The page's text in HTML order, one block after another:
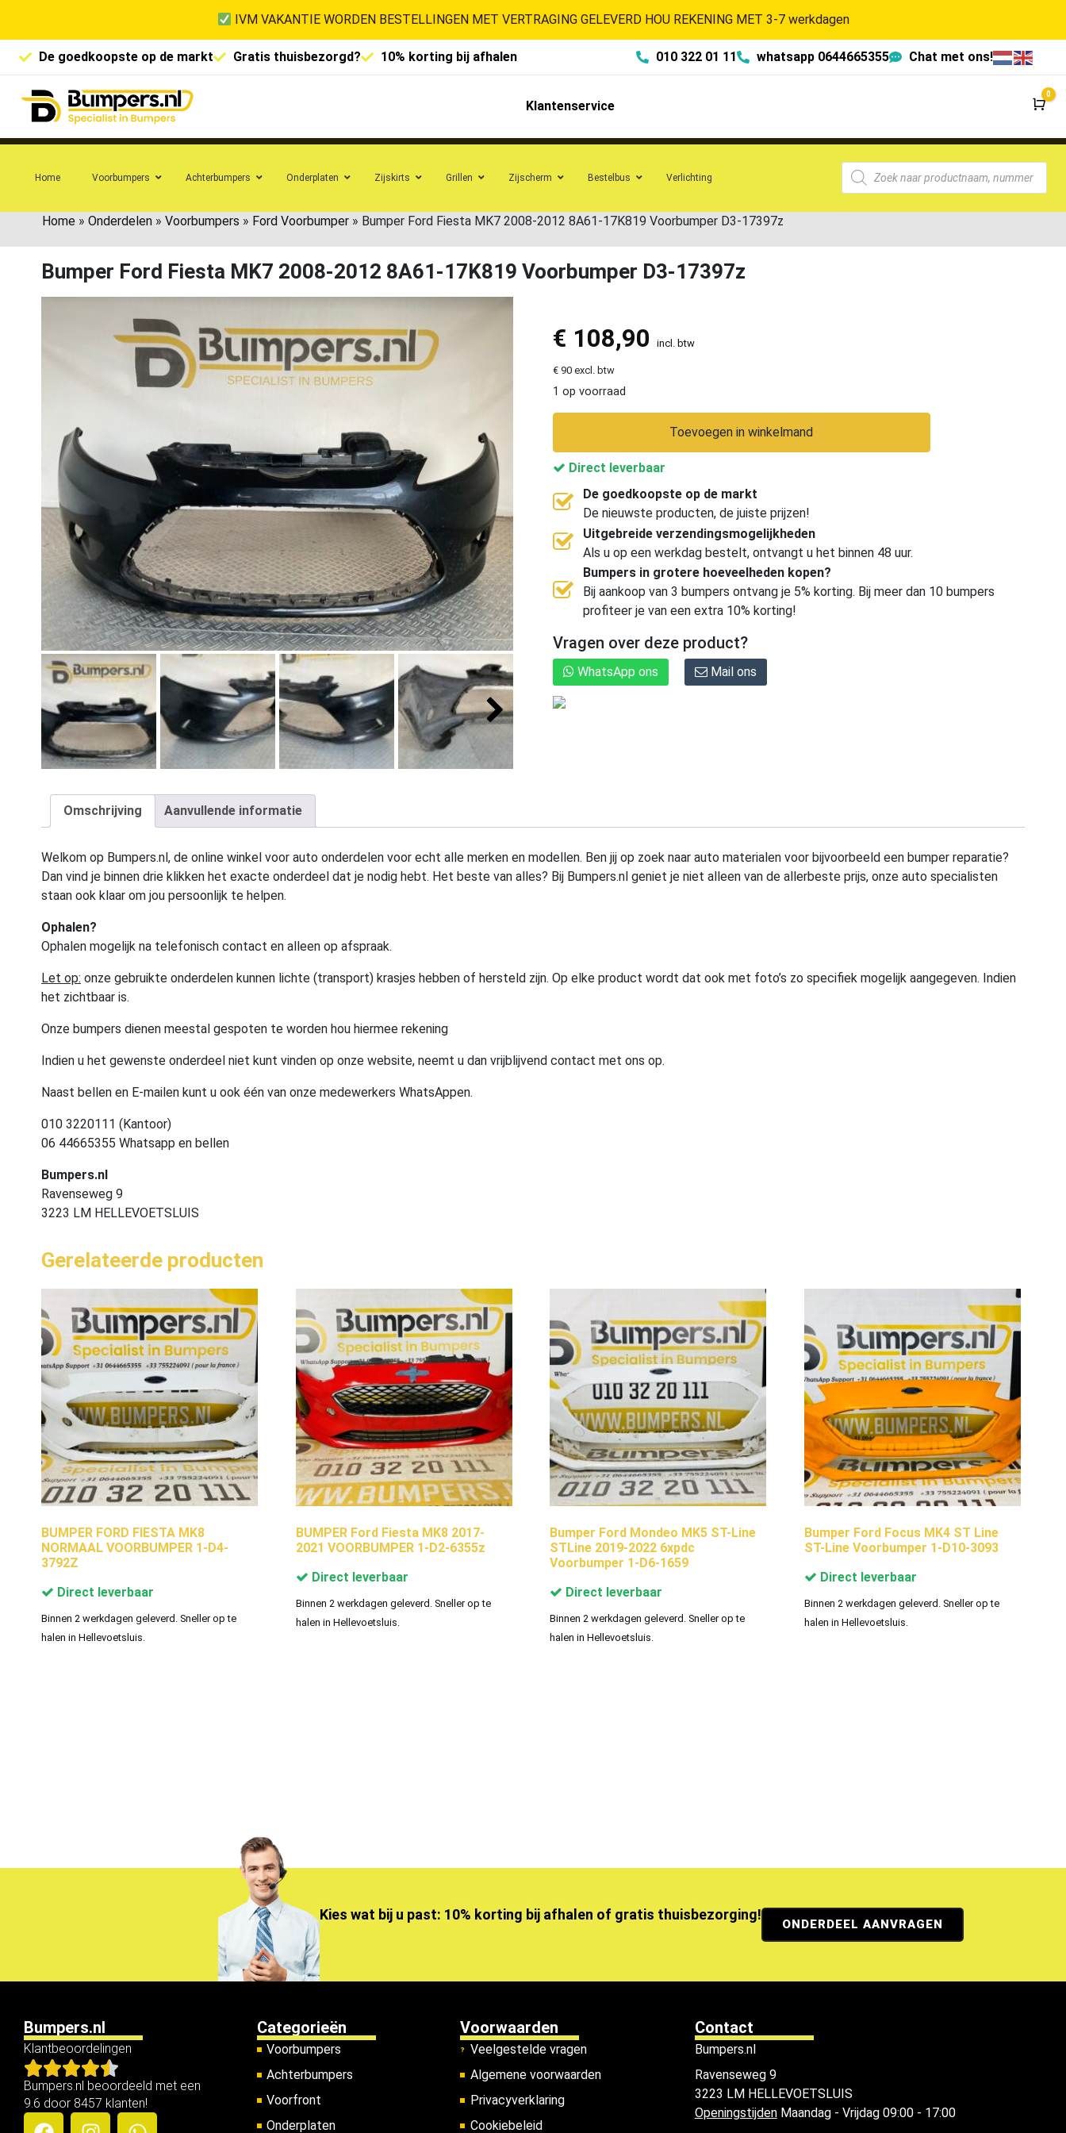
IVM VAKANTIE WORDEN BESTELLINGEN MET VERTRAGING GELEVERD HOU REKENING MET 3-7 werkdagen
De goedkoopste op de markt Gratis thuisbezorgd? 10% korting bij afhalen 010 322 01 11 whatsapp 0644665355 Chat met ons!
Klantenservice
0
Home Voorbumpers Achterbumpers Onderplaten Zijskirts Grillen Zijscherm Bestelbus Verlichting
Home » Onderdelen » Voorbumpers » Ford Voorbumper » Bumper Ford Fiesta MK7 2008-2012 8A61-17K819 Voorbumper D3-17397z
Bumper Ford Fiesta MK7 2008-2012 8A61-17K819 Voorbumper D3-17397z
€ 108,90 incl. btw
€ 90 excl. btw
1 op voorraad
Toevoegen in winkelmand
Direct leverbaar
De goedkoopste op de markt
De nieuwste producten, de juiste prijzen!
Uitgebreide verzendingsmogelijkheden
Als u op een werkdag bestelt, ontvangt u het binnen 48 uur.
Bumpers in grotere hoeveelheden kopen?
Bij aankoop van 3 bumpers ontvang je 5% korting. Bij meer dan 10 bumpers
profiteer je van een extra 10% korting!
Vragen over deze product?
WhatsApp ons Mail ons
Omschrijving Aanvullende informatie
Welkom op Bumpers.nl, de online winkel voor auto onderdelen voor echt alle merken en modellen. Ben jij op zoek naar auto materialen voor bijvoorbeeld een bumper reparatie?
Dan vind je binnen drie klikken het exacte onderdeel dat je nodig hebt. Het beste van alles? Bij Bumpers.nl geniet je niet alleen van de allerbeste prijs, onze auto specialisten
staan ook klaar om jou persoonlijk te helpen.
Ophalen?
Ophalen mogelijk na telefonisch contact en alleen op afspraak.
Let op: onze gebruikte onderdelen kunnen lichte (transport) krasjes hebben of hersteld zijn. Op elke product wordt dat ook met foto’s zo specifiek mogelijk aangegeven. Indien
het zichtbaar is.
Onze bumpers dienen meestal gespoten te worden hou hiermee rekening
Indien u het gewenste onderdeel niet kunt vinden op onze website, neemt u dan vrijblijvend contact met ons op.
Naast bellen en E-mailen kunt u ook één van onze medewerkers WhatsAppen.
010 3220111 (Kantoor)
06 44665355 Whatsapp en bellen
Bumpers.nl
Ravenseweg 9
3223 LM HELLEVOETSLUIS
Gerelateerde producten
BUMPER FORD FIESTA MK8
NORMAAL VOORBUMPER 1-D4-
3792Z
Direct leverbaar
Binnen 2 werkdagen geleverd. Sneller op te
halen in Hellevoetsluis.
BUMPER Ford Fiesta MK8 2017-
2021 VOORBUMPER 1-D2-6355z
Direct leverbaar
Binnen 2 werkdagen geleverd. Sneller op te
halen in Hellevoetsluis.
Bumper Ford Mondeo MK5 ST-Line
STLine 2019-2022 6xpdc
Voorbumper 1-D6-1659
Direct leverbaar
Binnen 2 werkdagen geleverd. Sneller op te
halen in Hellevoetsluis.
Bumper Ford Focus MK4 ST Line
ST-Line Voorbumper 1-D10-3093
Direct leverbaar
Binnen 2 werkdagen geleverd. Sneller op te
halen in Hellevoetsluis.
Kies wat bij u past: 10% korting bij afhalen of gratis thuisbezorging!
ONDERDEEL AANVRAGEN
Bumpers.nl
Klantbeoordelingen
Bumpers.nl beoordeeld met een
9.6 door 8457 klanten!
Categorieën
Voorbumpers
Achterbumpers
Voorfront
Onderplaten
Voorwaarden
Veelgestelde vragen
Algemene voorwaarden
Privacyverklaring
Cookiebeleid
Contact
Bumpers.nl
Ravenseweg 9
3223 LM HELLEVOETSLUIS
OpeningstijdenMaandag - Vrijdag 09:00 - 17:00